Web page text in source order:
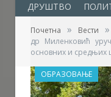
ДРУШТВО
Почетна » Вести »
др Миленковић
основних и средњих
ОБРАЗОВАЊЕ